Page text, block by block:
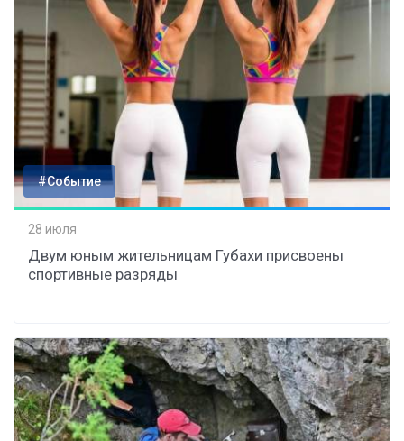
#Событие
28 июля
Двум юным жительницам Губахи присвоены
спортивные разряды